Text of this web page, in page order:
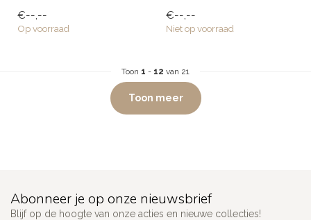
ideaal ...
€--,--
Op voorraad
€--,--
Niet op voorraad
Toon 1 - 12 van 21
Toon meer
Abonneer je op onze nieuwsbrief
Blijf op de hoogte van onze acties en nieuwe collecties!